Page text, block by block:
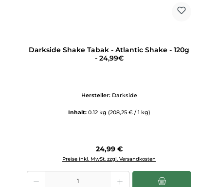
Darkside Shake Tabak - Atlantic Shake - 120g
- 24,99€
Hersteller: Darkside
Inhalt: 0.12 kg (208,25 € / 1 kg)
Regulärer Preis:
24,99 €
Preise inkl. MwSt. zzgl. Versandkosten
Produkt Anzahl: Gib den gewünschten Wert ein oder benutze die